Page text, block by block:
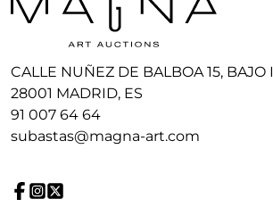
CALLE NUÑEZ DE BALBOA 15, BAJO
28001 MADRID, ES
91 007 64 64
subastas@magna-art.com